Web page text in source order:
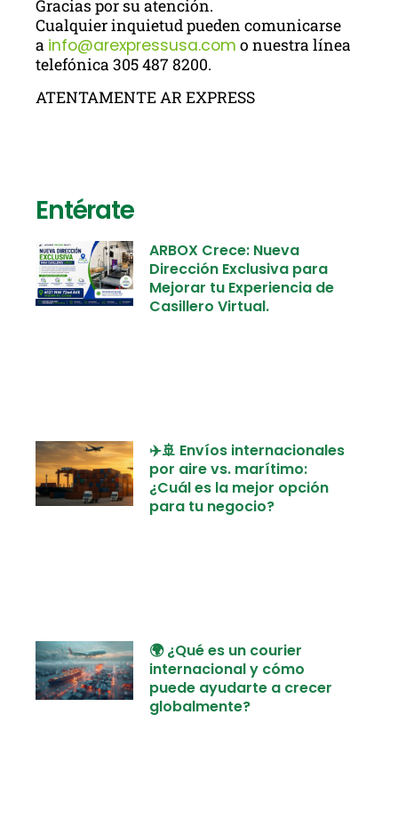
Gracias por su atención.
Cualquier inquietud pueden comunicarse
a info@arexpressusa.com o nuestra línea
telefónica 305 487 8200.
ATENTAMENTE AR EXPRESS
Entérate
ARBOX Crece: Nueva
Dirección Exclusiva para
Mejorar tu Experiencia de
Casillero Virtual.
✈️🚢 Envíos internacionales
por aire vs. marítimo:
¿Cuál es la mejor opción
para tu negocio?
🌍 ¿Qué es un courier
internacional y cómo
puede ayudarte a crecer
globalmente?